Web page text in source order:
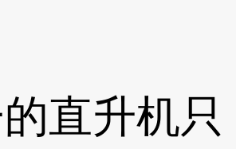
直升机只